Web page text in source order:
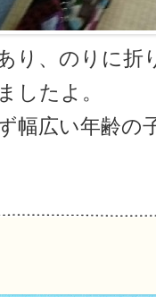
り、のりに折
したよ。
幅広い年齢の